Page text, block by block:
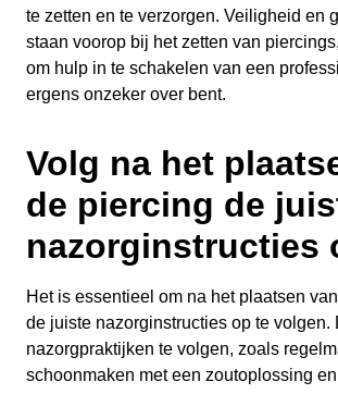
te zetten en te verzorgen. Veiligheid en
staan voorop bij het zetten van
om hulp in te schakelen van een
ergens onzeker over bent.
Volg na het
de piercing de
nazorginstructies
Het is essentieel om na het plaatsen
de juiste nazorginstructies op te volgen.
nazorgpraktijken te volgen, zoals
schoonmaken met een zoutoplossing